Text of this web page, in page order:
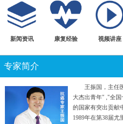
新闻资讯 康复经验 视频讲座
专家简介
王振国，主任
大杰出青年" ,"全
的国家有突出贡献
1989年在第38届尤